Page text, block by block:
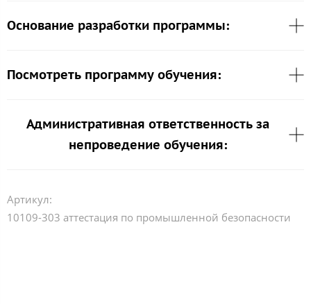
Основание разработки программы:
Посмотреть программу обучения:
Административная ответственность за
непроведение обучения:
Артикул:
10109-303 аттестация по промышленной безопасности